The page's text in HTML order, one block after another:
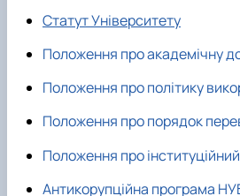
Опитування
Рада роботодавців
Накази про затвердження тем
Навчальна робота
Соціальна стипендія
Студентська організація
Рейтингові списки
Статут Університету
Положення про академічну
Положення про політику
Положення про порядок
Положення про
Антикорупційна програма